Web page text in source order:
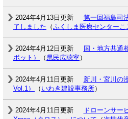
2024年4月13日更新
第一回福島司
了しました （ふくしま医療センターこ
2024年4月12日更新
国・地方共通
ボット）
（ 県民広聴室 ）
2024年4月11日更新
新川・宮川の
Vol.1）
（ いわき建設事務所）
2024年4月11日更新
ドローンサー